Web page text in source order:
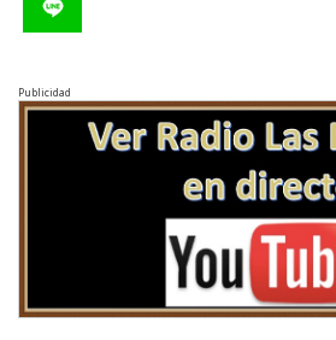
Publicidad